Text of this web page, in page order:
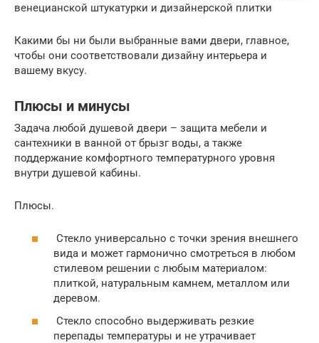
венецианской штукатурки и дизайнерской плитки
Какими бы ни были выбранные вами двери, главное,
чтобы они соответствовали дизайну интерьера и
вашему вкусу.
Плюсы и минусы
Задача любой душевой двери – защита мебели и
сантехники в ванной от брызг воды, а также
поддержание комфортного температурного уровня
внутри душевой кабины.
Плюсы.
Стекло универсально с точки зрения внешнего
вида и может гармонично смотреться в любом
стилевом решении с любым материалом:
плиткой, натуральным камнем, металлом или
деревом.
Стекло способно выдерживать резкие
перепады температуры и не утрачивает